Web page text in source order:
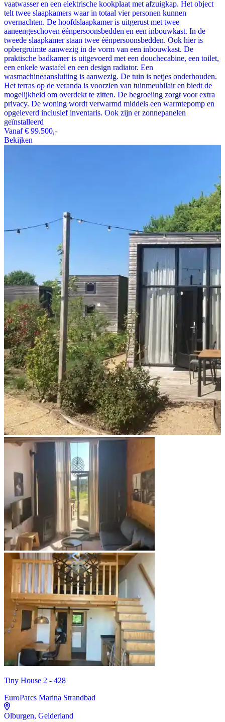
vaatwasser en een elektrische kookplaat met afzuigkap. Het object
telt twee slaapkamers waar in totaal vier personen kunnen
overnachten. De hoofdslaapkamer is uitgerust met twee
aaneengeschoven éénpersoonsbedden en een inbouwkast. In de
tweede slaapkamer staan twee éénpersoonsbedden. Ook hier is
opbergruimte aanwezig in de vorm van een inbouwkast. De
praktische badkamer is uitgevoerd met een douchecabine, een toilet,
een enkele wastafel en een design radiator. Een
wasmachineaansluiting is aanwezig. De tuin is netjes onderhouden.
Het terras op de veranda is voorzien van tuinmeubilair en biedt de
mogelijkheid om overdekt te zitten. De begroeiing zorgt voor extra
privacy. De woning wordt verwarmd middels een warmtepomp en
opgeleverd inclusief inventaris. Ook zijn er zonnepanelen
geïnstalleerd
Vanaf € 99.500,-
Bekijken
Tiny House 2 - 428
EuroParcs Marina Strandbad
Olburgen, Gelderland